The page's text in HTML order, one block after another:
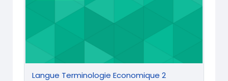
Langue Terminologie Economique 2